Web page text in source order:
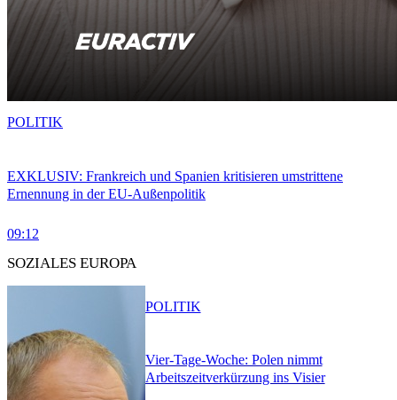
EXKLUSIV: Frankreich und Spanien kritisieren umstrittene
Ernennung in der EU-Außenpolitik
09:12
POLITIK
SOZIALES EUROPA
Vier-Tage-Woche: Polen nimmt
Arbeitszeitverkürzung ins Visier
POLITIK